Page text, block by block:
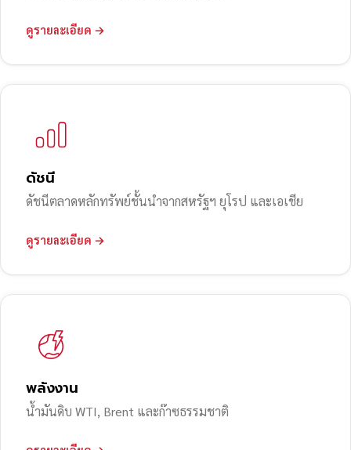
ดูรายละเอียด →
ดัชนี
ดัชนีตลาดหลักทรัพย์ชั้นนำจากสหรัฐฯ ยุโรป และเอเชีย
ดูรายละเอียด →
พลังงาน
น้ำมันดิบ WTI, Brent และก๊าซธรรมชาติ